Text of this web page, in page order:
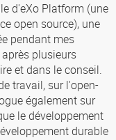
d'eXo Platform (une
open source), une
pendant mes
plusieurs
et dans le conseil.
travail, sur l'open-
également sur
le développement
durable